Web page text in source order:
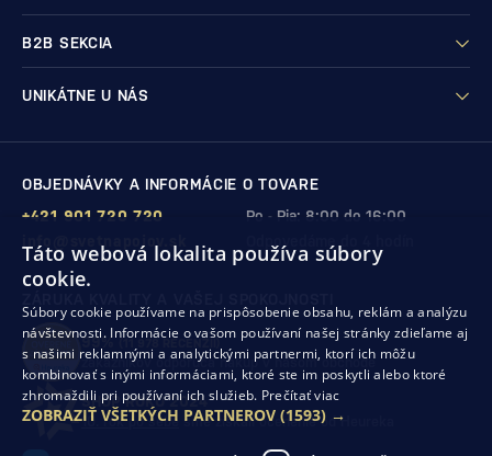
B2B SEKCIA
UNIKÁTNE U NÁS
OBJEDNÁVKY A INFORMÁCIE O TOVARE
Po - Pia: 8:00 do 16:00
+421 901 720 720
99%
zákazníkov odporúča nákup v našom obchode
SHOP ROKU 2024
10. rok po sebe sme získali ocenenie od Heureka
Táto webová lokalita používa súbory
cookie.
Súbory cookie používame na prispôsobenie obsahu, reklám a analýzu
návštevnosti. Informácie o vašom používaní našej stránky zdieľame aj
s našimi reklamnými a analytickými partnermi, ktorí ich môžu
kombinovať s inými informáciami, ktoré ste im poskytli alebo ktoré
zhromaždili pri používaní ich služieb. Prečítať viac
ZOBRAZIŤ VŠETKÝCH PARTNEROV (1593) →